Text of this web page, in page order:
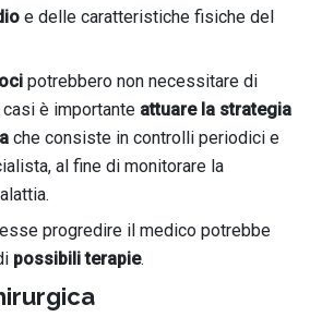
e delle caratteristiche fisiche del
potrebbero non necessitare di
è importante attuare la strategia
che consiste in controlli periodici e
al fine di monitorare la
progredire il medico potrebbe
possibili terapie.